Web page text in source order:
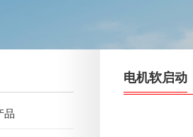
品
电机软启动